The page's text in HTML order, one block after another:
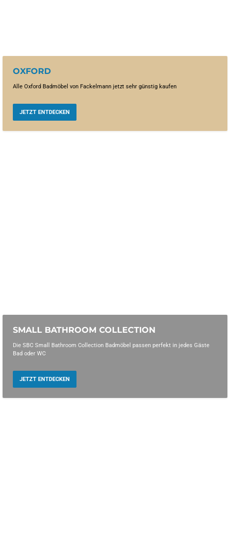
OXFORD
Alle Oxford Badmöbel von Fackelmann jetzt sehr günstig kaufen
JETZT ENTDECKEN
SMALL BATHROOM COLLECTION
Die SBC Small Bathroom Collection Badmöbel passen perfekt in jedes Gäste
Bad oder WC
JETZT ENTDECKEN